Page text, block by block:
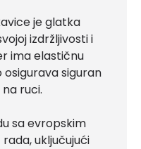
je glatka
izdržljivosti i
ima elastičnu
siguran
ruci.
sa evropskim
uključujući